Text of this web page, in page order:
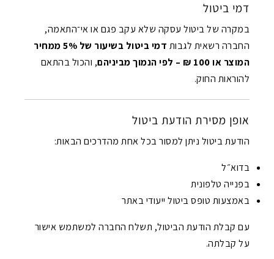
דמי ביטול
במקרה של ביטול עסקה שלא עקב פגם או אי־התאמה,
החברה רשאית לגבות
דמי ביטול בשיעור של 5% ממחיר
המוצר או 100 ₪ – לפי הנמוך מביניהם
, והכול בהתאם
להוראות החוק.
אופן מסירת הודעת ביטול
הודעת ביטול ניתן למסור בכל אחת מהדרכים הבאות:
בדוא״ל
בפנייה טלפונית
באמצעות טופס ביטול ייעודי באתר
עם קבלת הודעת הביטול, תשלח החברה למשתמש אישור
על קבלתה.